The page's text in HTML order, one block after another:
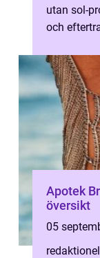
utan sol-
och
Apotek
översikt
05
redaktionel